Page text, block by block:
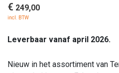
€ 249,00
incl. BTW
Leverbaar vanaf april 2026.
Nieuw in het assortiment van